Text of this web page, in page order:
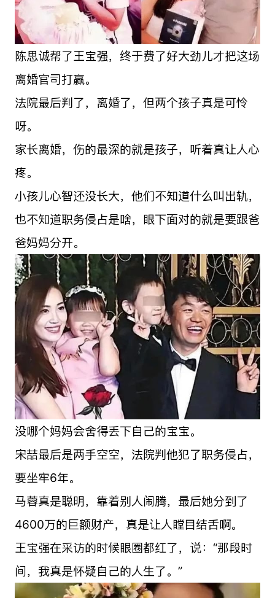
陈思诚帮了王宝强，终于费了好大劲儿才把这场
离婚官司打赢。
法院最后判了，离婚了，但两个孩子真是可怜
呀。
家长离婚，伤的最深的就是孩子，听着真让人心
疼。
小孩儿心智还没长大，他们不知道什么叫出轨，
也不知道职务侵占是啥，眼下面对的就是要跟爸
爸妈妈分开。
没哪个妈妈会舍得丢下自己的宝宝。
宋喆最后是两手空空，法院判他犯了职务侵占，
要坐牢6年。
马蓉真是聪明，靠着别人闹腾，最后她分到了
4600万的巨额财产，真是让人瞠目结舌啊。
王宝强在采访的时候眼圈都红了，说：“那段时
间，我真是怀疑自己的人生了。”